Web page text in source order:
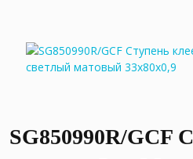
SG850990R/GCF